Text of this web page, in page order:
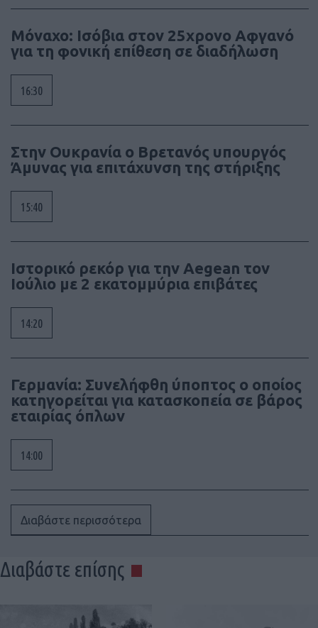
Μόναχο: Ισόβια στον 25χρονο Αφγανό
για τη φονική επίθεση σε διαδήλωση
16:30
Στην Ουκρανία ο Βρετανός υπουργός
Άμυνας για επιτάχυνση της στήριξης
15:40
Ιστορικό ρεκόρ για την Aegean τον
Ιούλιο με 2 εκατομμύρια επιβάτες
14:20
Γερμανία: Συνελήφθη ύποπτος ο οποίος
κατηγορείται για κατασκοπεία σε βάρος
εταιρίας όπλων
14:00
Διαβάστε περισσότερα
Διαβάστε επίσης